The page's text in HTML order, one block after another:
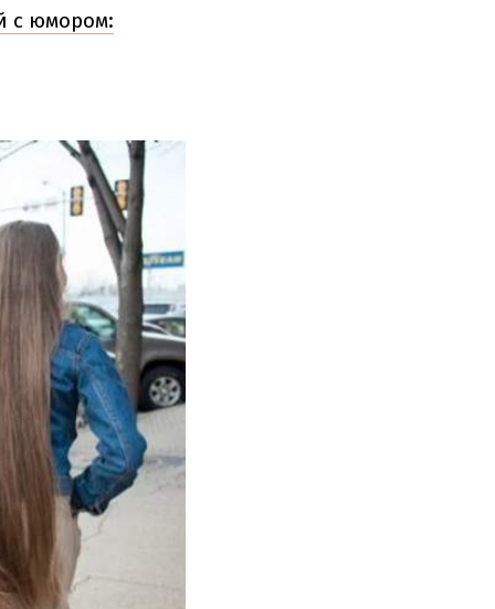
с юмором: